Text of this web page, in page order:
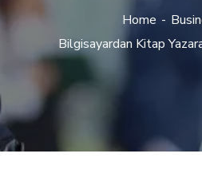
Home
Bilgisayardan Kitap